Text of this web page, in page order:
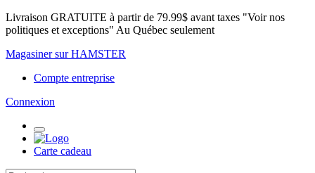
Livraison GRATUITE à partir de 79.99$ avant taxes "Voir nos
politiques et exceptions" Au Québec seulement
Magasiner sur HAMSTER
Compte entreprise
Connexion
Carte cadeau